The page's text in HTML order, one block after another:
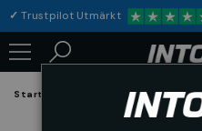
✓Trustpilot Utmärkt
Startsida Verktyg & Maskiner